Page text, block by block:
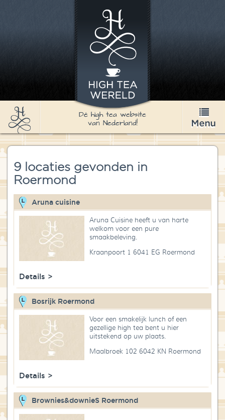
High Tea
Recepten
Nieuws & Agenda
Over High Tea Wereld
Contact
Dé high tea website
van Nederland!
9 locaties gevonden in
Roermond
Aruna cuisine
Aruna Cuisine heeft u van harte
welkom voor een pure
smaakbeleving.
Kraanpoort 1 6041 EG Roermond
Details >
Bosrijk Roermond
Voor een smakelijk lunch of een
gezellige high tea bent u hier
uitstekend op uw plaats.
Maalbroek 102 6042 KN Roermond
Details >
Brownies&downieS Roermond